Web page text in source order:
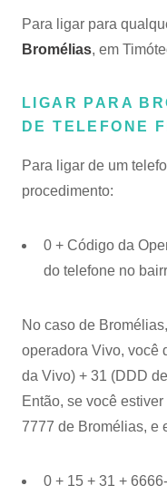
Para ligar para
Bromélias, em
LIGAR PARA
DE TELEFONE
Para ligar de um
procedimento:
0 + Código da
do telefone no
No caso de
operadora Vivo, você
da Vivo) + 31 (DDD
Então, se você
7777 de Bromélias, e
0 + 15 + 31 +